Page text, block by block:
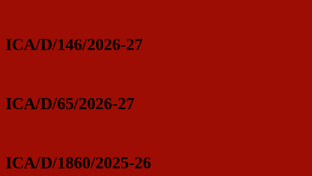
ICA/D/146/2026-27
ICA/D/65/2026-27
ICA/D/1860/2025-26